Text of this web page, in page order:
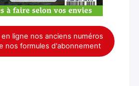
ligne nos anciens numéros
nos formules d'abonnement